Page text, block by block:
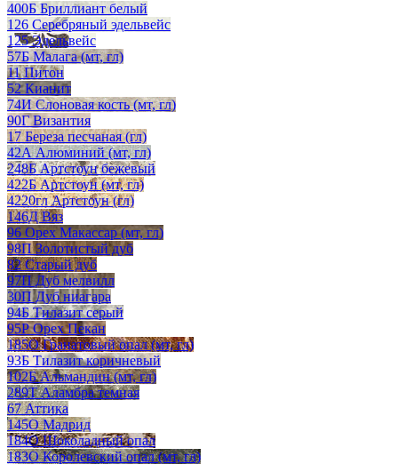
400Б Бриллиант белый
126 Серебряный эдельвейс
125 Эдельвейс
57Б Малага (мт, гл)
11 Питон
52 Кианит
74И Слоновая кость (мт, гл)
90Г Византия
17 Береза песчаная (гл)
42А Алюминий (мт, гл)
248Б Артстоун бежевый
422Б Артстоун (мт, гл)
4220гл Артстоун (гл)
146Д Вяз
96 Орех Макассар (мт, гл)
98П Золотистый дуб
82 Старый дуб
97П Дуб мелвилл
30П Дуб ниагара
94Б Тилазит серый
95Р Орех Пекан
185О Гранатовый опал (мт, гл)
93Б Тилазит коричневый
102Б Альмандин (мт, гл)
289Т Аламбра темная
67 Аттика
145О Мадрид
184О Шоколадный опал
183О Королевский опал (мт, гл)